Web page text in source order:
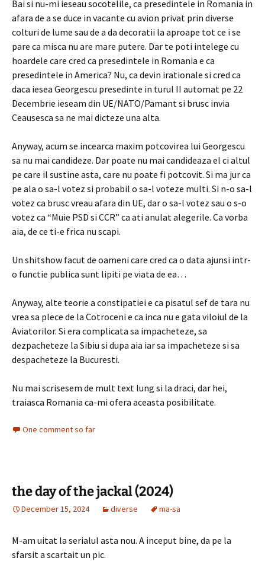
Bai si nu-mi ieseau socotelile, ca presedintele in Romania in
afara de a se duce in vacante cu avion privat prin diverse
colturi de lume sau de a da decoratii la aproape tot ce i se
pare ca misca nu are mare putere. Dar te poti intelege cu
hoardele care cred ca presedintele in Romania e ca
presedintele in America? Nu, ca devin irationale si cred ca
daca iesea Georgescu presedinte in turul II automat pe 22
Decembrie ieseam din UE/NATO/Pamant si brusc invia
Ceausesca sa ne mai dicteze una alta.
Anyway, acum se incearca maxim potcovirea lui Georgescu
sa nu mai candideze. Dar poate nu mai candideaza el ci altul
pe care il sustine asta, care nu poate fi potcovit. Si ma jur ca
pe ala o sa-l votez si probabil o sa-l voteze multi. Si n-o sa-l
votez ca brusc vreau afara din UE, dar o sa-l votez sau o s-o
votez ca “Muie PSD si CCR” ca ati anulat alegerile. Ca vorba
aia, de ce ti-e frica nu scapi.
Un shitshow facut de oameni care cred ca o data ajunsi intr-
o functie publica sunt lipiti pe viata de ea…
Anyway, alte teorie a constipatiei e ca pisatul sef de tara nu
vrea sa plece de la Cotroceni e ca inca nu e gata viloiul de la
Aviatorilor. Si era complicata sa impacheteze, sa
dezpacheteze la Sibiu si dupa aia iar sa impacheteze si sa
despacheteze la Bucuresti.
Nu mai scrisesem de mult text lung si la draci, dar hei,
traiasca Romania ca-mi ofera aceasta posibilitate.
One comment so far
the day of the jackal (2024)
December 15, 2024 diverse ma-sa
M-am uitat la serialul asta nou. A inceput bine, da pe la
sfarsit a scartait un pic.